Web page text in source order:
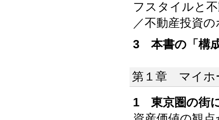
フスタイルと
／不動産投資
3 本書の「構
第１章 マイホ
1 東京圏の街